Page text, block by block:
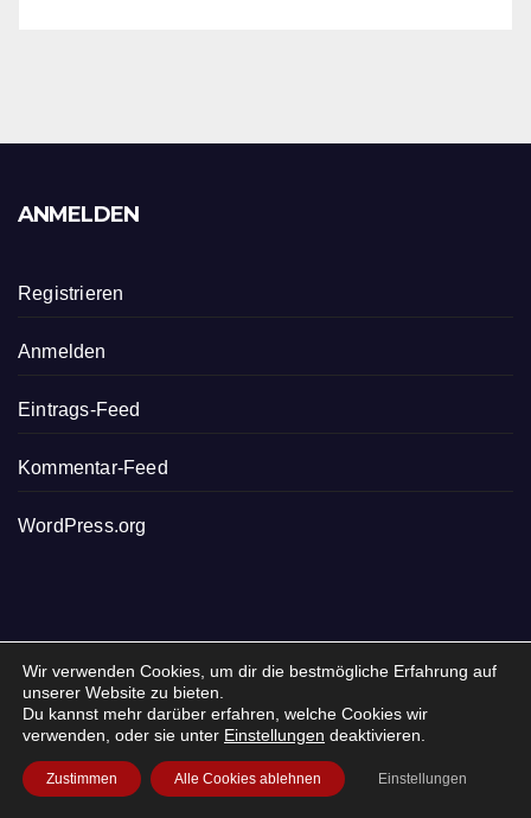
ANMELDEN
Registrieren
Anmelden
Eintrags-Feed
Kommentar-Feed
WordPress.org
LOGIN FÜR KÜNSTLER / LOCATIONBETREIBER /
VERANSTALTER
Du bist Künstler, Locationbetreiber oder Veranstalter? Du
möchtest zukünftig deine Events/Veranstaltungen
eingeben und diese einfach verwalten? Oder du hast
Wir verwenden Cookies, um dir die bestmögliche Erfahrung auf
unserer Website zu bieten.
Du kannst mehr darüber erfahren, welche Cookies wir
verwenden, oder sie unter Einstellungen deaktivieren.
Zustimmen Alle Cookies ablehnen Einstellungen